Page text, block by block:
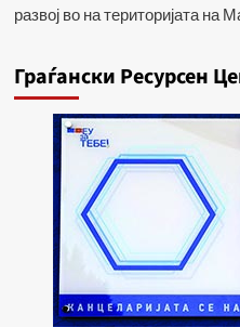
развој во на територијата на
Граѓански Ресурсен